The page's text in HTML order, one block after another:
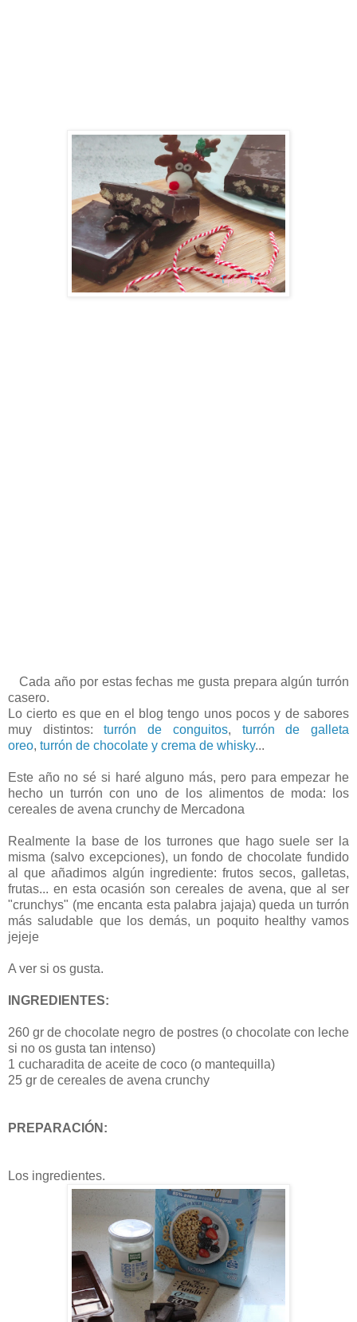
Cada año por estas fechas me gusta prepara algún turrón
casero.
Lo cierto es que en el blog tengo unos pocos y de sabores
muy distintos:turrón de conguitos, turrón de galleta
oreo, turrón de chocolate y crema de whisky...
Este año no sé si haré alguno más, pero para empezar he
hecho un turrón con uno de los alimentos de moda: los
cereales de avena crunchy de Mercadona
Realmente la base de los turrones que hago suele ser la
misma (salvo excepciones), un fondo de chocolate fundido
al que añadimos algún ingrediente: frutos secos, galletas,
frutas... en esta ocasión son cereales de avena, que al ser
"crunchys" (me encanta esta palabra jajaja) queda un turrón
más saludable que los demás, un poquito healthy vamos
jejeje
A ver si os gusta.
INGREDIENTES:
260 gr de chocolate negro de postres (o chocolate con leche
si no os gusta tan intenso)
1 cucharadita de aceite de coco (o mantequilla)
25 gr de cereales de avena crunchy
PREPARACIÓN:
Los ingredientes.